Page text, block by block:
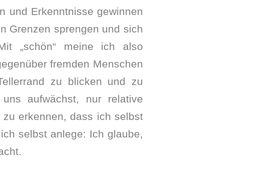
und Erkenntnisse gewinnen
Grenzen sprengen und sich
„schön“ meine ich also
fremden Menschen
zu blicken und zu
aufwächst, nur relative
erkennen, dass ich selbst
selbst anlege: Ich glaube,